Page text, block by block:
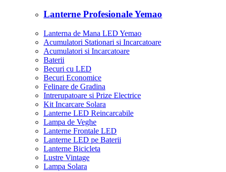
Lanterne Profesionale Yemao
Lanterna de Mana LED Yemao
Acumulatori Stationari si Incarcatoare
Acumulatori si Incarcatoare
Baterii
Becuri cu LED
Becuri Economice
Felinare de Gradina
Intrerupatoare si Prize Electrice
Kit Incarcare Solara
Lanterne LED Reincarcabile
Lampa de Veghe
Lanterne Frontale LED
Lanterne LED pe Baterii
Lanterne Bicicleta
Lustre Vintage
Lampa Solara